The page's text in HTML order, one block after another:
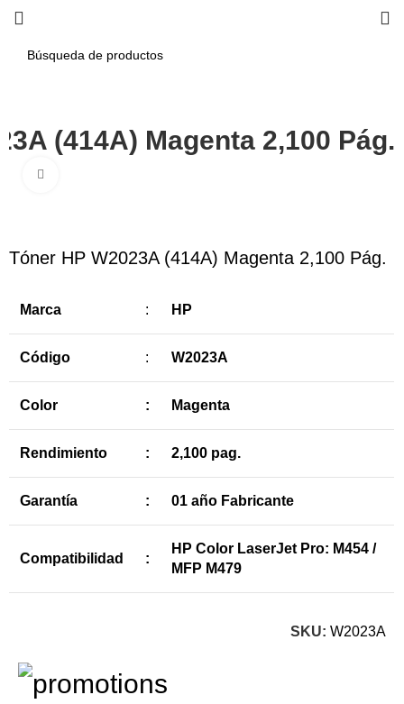
(414A) Magenta 2,100 Pág.
Tóner HP W2023A (414A) Magenta 2,100 Pág.
Marca : HP
Código : W2023A
Color : Magenta
Rendimiento : 2,100 pag.
Garantía : 01 año Fabricante
Compatibilidad :
HP Color LaserJet Pro: M454 /
MFP M479
SKU: W2023A